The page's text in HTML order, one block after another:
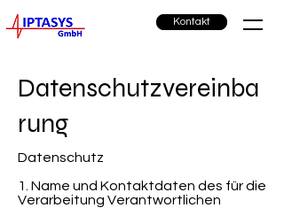
Kontakt
Datenschutzvereinba
rung
Datenschutz
1. Name und Kontaktdaten des für die
Verarbeitung Verantwortlichen